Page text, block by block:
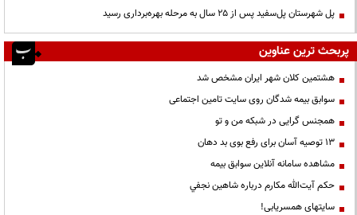
پل شهرستان پل‌سفید پس از ۲۵ سال به مرحله بهره‌برداری رسید
پربحث ترین عناوین
هشتمین کلان شهر ایران مشخص شد
سوابق بیمه شدگان روی سایت تامین اجتماعی
همجنس گرایی در شبکه من و تو
13 توصیه آسان برای رفع بوی بد دهان
مشاهده سامانه آنلاين سوابق بیمه
حكم آيت‌الله مكارم درباره شاهين نجفي
سایتهای همسریابی!